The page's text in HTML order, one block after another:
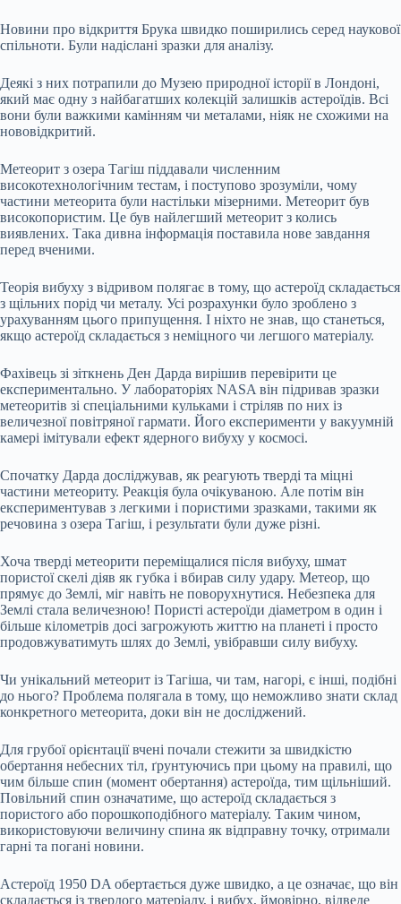
Новини про відкриття Брука швидко поширились серед наукової
спільноти. Були надіслані зразки для аналізу.
Деякі з них потрапили до Музею природної історії в Лондоні,
який має одну з найбагатших колекцій залишків астероїдів. Всі
вони були важкими камінням чи металами, ніяк не схожими на
нововідкритий.
Метеорит з озера Тагіш піддавали численним
високотехнологічним тестам, і поступово зрозуміли, чому
частини метеорита були настільки мізерними. Метеорит був
високопористим. Це був найлегший метеорит з колись
виявлених. Така дивна інформація поставила нове завдання
перед вченими.
Теорія вибуху з відривом полягає в тому, що астероїд складається
з щільних порід чи металу. Усі розрахунки було зроблено з
урахуванням цього припущення. І ніхто не знав, що станеться,
якщо астероїд складається з неміцного чи легшого матеріалу.
Фахівець зі зіткнень Ден Дарда вирішив перевірити це
експериментально. У лабораторіях NASA він підривав зразки
метеоритів зі спеціальними кульками і стріляв по них із
величезної повітряної гармати. Його експерименти у вакуумній
камері імітували ефект ядерного вибуху у космосі.
Спочатку Дарда досліджував, як реагують тверді та міцні
частини метеориту. Реакція була очікуваною. Але потім він
експериментував з легкими і пористими зразками, такими як
речовина з озера Тагіш, і результати були дуже різні.
Хоча тверді метеорити переміщалися після вибуху, шмат
пористої скелі діяв як губка і вбирав силу удару. Метеор, що
прямує до Землі, міг навіть не поворухнутися. Небезпека для
Землі стала величезною! Пористі астероїди діаметром в один і
більше кілометрів досі загрожують життю на планеті і просто
продовжуватимуть шлях до Землі, увібравши силу вибуху.
Чи унікальний метеорит із Тагіша, чи там, нагорі, є інші, подібні
до нього? Проблема полягала в тому, що неможливо знати склад
конкретного метеорита, доки він не досліджений.
Для грубої орієнтації вчені почали стежити за швидкістю
обертання небесних тіл, ґрунтуючись при цьому на правилі, що
чим більше спин (момент обертання) астероїда, тим щільніший.
Повільний спин означатиме, що астероїд складається з
пористого або порошкоподібного матеріалу. Таким чином,
використовуючи величину спина як відправну точку, отримали
гарні та погані новини.
Астероїд 1950 DA обертається дуже швидко, а це означає, що він
складається із твердого матеріалу, і вибух, ймовірно, відведе